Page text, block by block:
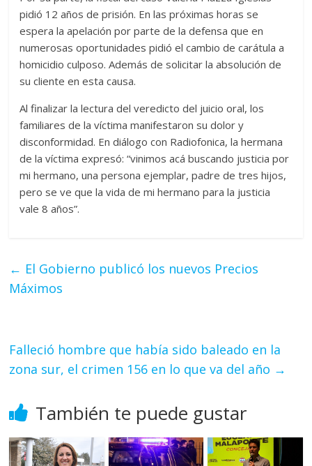
pidió 12 años de prisión. En las próximas horas se
espera la apelación por parte de la defensa que en
numerosas oportunidades pidió el cambio de carátula a
homicidio culposo. Además de solicitar la absolución de
su cliente en esta causa.
Al finalizar la lectura del veredicto del juicio oral, los
familiares de la víctima manifestaron su dolor y
disconformidad. En diálogo con Radiofonica, la hermana
de la víctima expresó: “vinimos acá buscando justicia por
mi hermano, una persona ejemplar, padre de tres hijos,
pero se ve que la vida de mi hermano para la justicia
vale 8 años”.
← El Gobierno publicó los nuevos Precios
Máximos
Falleció hombre que había sido baleado en la
zona sur, el crimen 156 en lo que va del año →
También te puede gustar